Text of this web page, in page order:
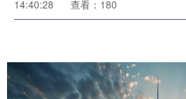
14:40:28
查看：180